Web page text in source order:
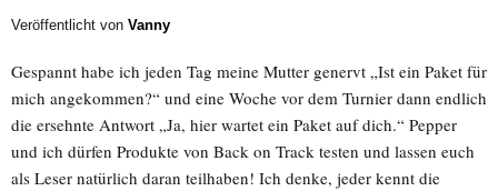
Veröffentlicht von Vanny
Gespannt habe ich jeden Tag meine Mutter genervt „Ist ein Paket für
mich angekommen?“ und eine Woche vor dem Turnier dann endlich
die ersehnte Antwort „Ja, hier wartet ein Paket auf dich.“ Pepper
und ich dürfen Produkte von Back on Track testen und lassen euch
als Leser natürlich daran teilhaben! Ich denke, jeder kennt die